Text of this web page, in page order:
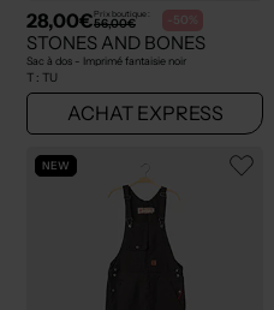
28,00€Prix boutique :
56,00€ -50%
STONES AND BONES
Sac à dos - Imprimé fantaisie noir
T : TU
ACHAT EXPRESS
NEW